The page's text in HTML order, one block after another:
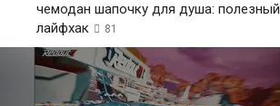
чемодан шапочку для душа: полезный
лайфхак
81